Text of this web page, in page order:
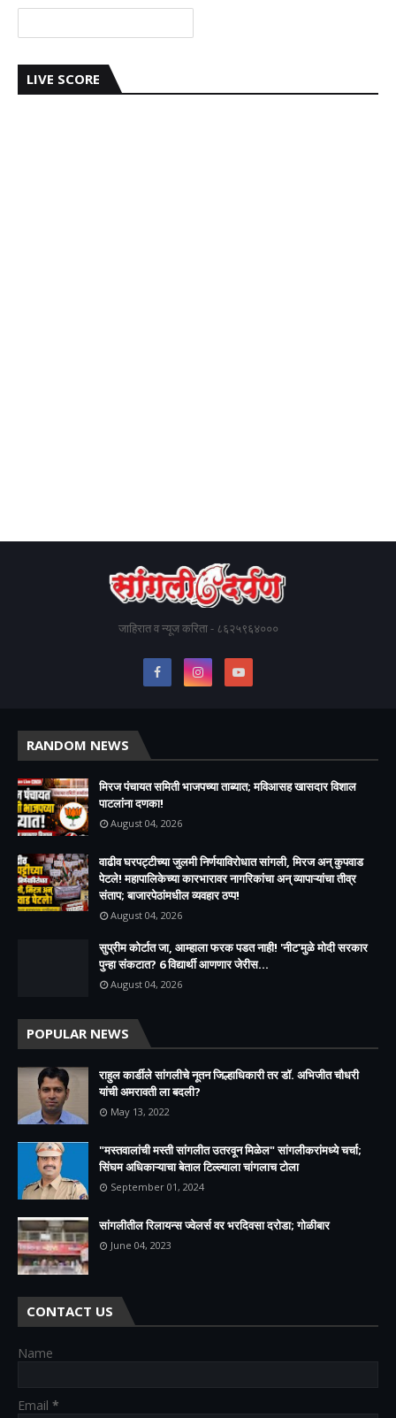
LIVE SCORE
जाहिरात व न्यूज करिता - ८६२५९६४०००
RANDOM NEWS
मिरज पंचायत समिती भाजपच्या ताब्यात; मविआसह खासदार विशाल
पाटलांना दणका!
August 04, 2026
वाढीव घरपट्टीच्या जुलमी निर्णयाविरोधात सांगली, मिरज अन् कुपवाड
पेटले! महापालिकेच्या कारभारावर नागरिकांचा अन् व्यापाऱ्यांचा तीव्र
संताप; बाजारपेठांमधील व्यवहार ठप्प!​
August 04, 2026
सुप्रीम कोर्टात जा, आम्हाला फरक पडत नाही! 'नीट'मुळे मोदी सरकार
पुन्हा संकटात? 6 विद्यार्थी आणणार जेरीस...
August 04, 2026
POPULAR NEWS
राहुल कार्डीले सांगलीचे नूतन जिल्हाधिकारी तर डॉ. अभिजीत चौधरी
यांची अमरावती ला बदली?
May 13, 2022
"मस्तवालांची मस्ती सांगलीत उतरवून मिळेल" सांगलीकरांमध्ये चर्चा;
सिंघम अधिकाऱ्याचा बेताल टिल्ल्याला चांगलाच टोला
September 01, 2024
सांगलीतील रिलायन्स ज्वेलर्स वर भरदिवसा दरोडा; गोळीबार
June 04, 2023
CONTACT US
Name
Email *